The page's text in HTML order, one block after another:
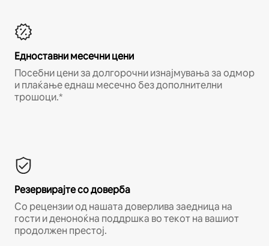
Едноставни месечни цени
Посебни цени за долгорочни изнајмувања за одмор
и плаќање еднаш месечно без дополнителни
трошоци.*
Резервирајте со доверба
Со рецензии од нашата доверлива заедница на
гости и деноноќна поддршка во текот на вашиот
продолжен престој.